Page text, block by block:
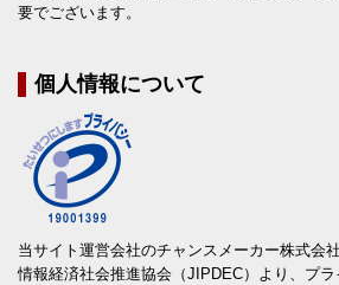
要でございます。
個人情報について
当サイト運営会社のチャンスメーカー株式会
情報経済社会推進協会（JIPDEC）より、プ